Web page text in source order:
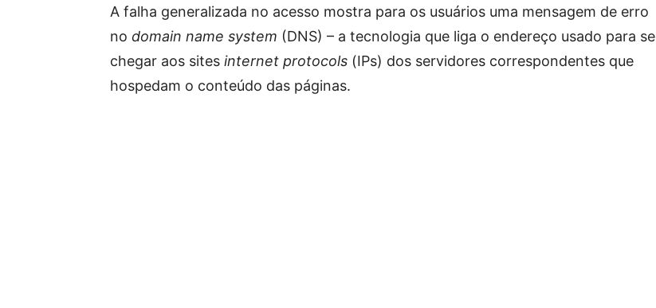
A falha generalizada no acesso mostra para os usuários uma mensagem de erro
no domain name system (DNS) – a tecnologia que liga o endereço usado para se
chegar aos sites internet protocols (IPs) dos servidores correspondentes que
hospedam o conteúdo das páginas.